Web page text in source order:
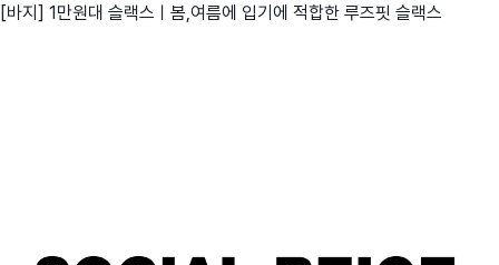
[바지] 1만원대 슬랙스ㅣ봄,여름에 입기에 적합한 루즈핏 슬랙스